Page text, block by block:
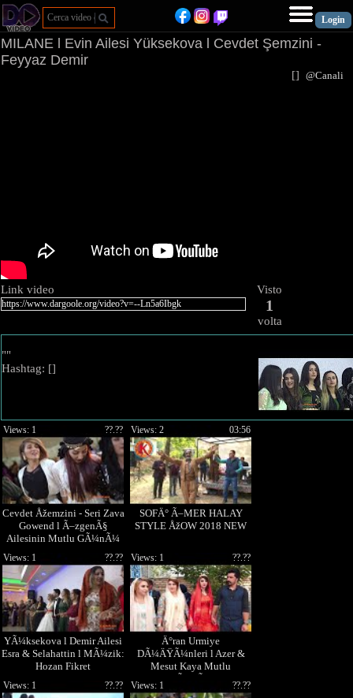
MILANE l Evin Ailesi Yüksekova l Cevdet Şemzini -
Feyyaz Demir
[] @Canali
Link video Visto
1
volta
""
Hashtag: []
Cevdet Åžemzini - Seri Zava
Gowend l Ã–zgenÃ§
Ailesinin Mutlu GÃ¼nÃ¼
??.??
Views: 1
SOFÄ° Ã–MER HALAY
STYLE ÅžOW 2018 NEW
03:56
Views: 2
YÃ¼ksekova l Demir Ailesi
Esra & Selahattin l MÃ¼zik:
Hozan Fikret
??.??
Views: 1
Ä°ran Urmiye
DÃ¼ÄŸÃ¼nleri l Azer &
Mesut Kaya Mutlu
??.??
Views: 1
??.??
Views: 1 ??.??
Views: 1